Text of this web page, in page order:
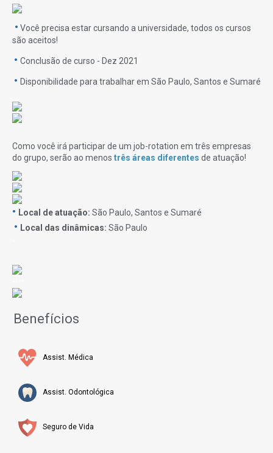
• Você precisa estar cursando a universidade, todos os cursos
são aceitos!
• Conclusão de curso - Dez 2021
• Disponibilidade para trabalhar em São Paulo, Santos e Sumaré
Como você irá participar de um job-rotation em três empresas
do grupo, serão ao menos três áreas diferentes de atuação!
• Local de atuação: São Paulo, Santos e Sumaré
• Local das dinâmicas: São Paulo
Benefícios
Assist. Médica
Assist. Odontológica
Seguro de Vida